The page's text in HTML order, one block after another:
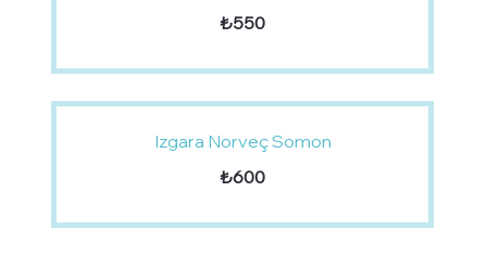
₺550
Izgara Norveç Somon
₺600